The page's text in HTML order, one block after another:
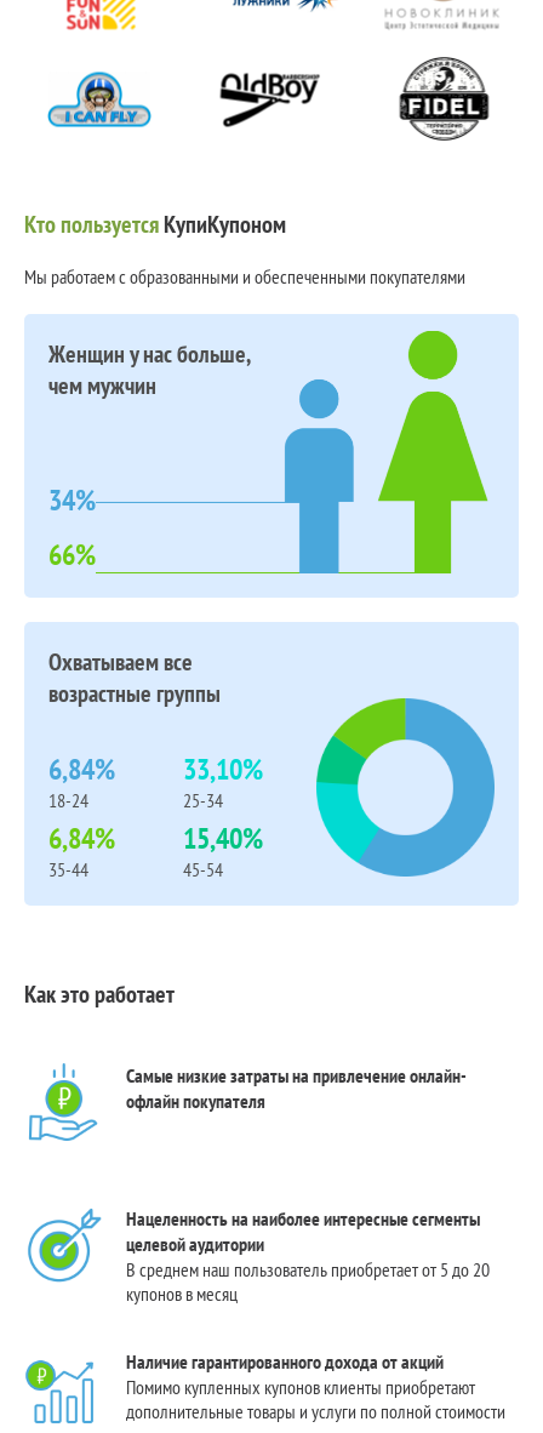
Кто пользуетсяКупиКупоном
Мы работаем с образованными и обеспеченными покупателями
Женщин у нас больше,
чем мужчин
34%
66%
Охватываем все
возрастные группы
6,84%
18-24
33,10%
25-34
6,84%
35-44
15,40%
45-54
Как это работает
Самые низкие затраты на привлечение онлайн-
офлайн покупателя
Нацеленность на наиболее интересные сегменты
целевой аудитории
В среднем наш пользователь приобретает от 5 до 20
купонов в месяц
Наличие гарантированного дохода от акций
Помимо купленных купонов клиенты приобретают
дополнительные товары и услуги по полной стоимости